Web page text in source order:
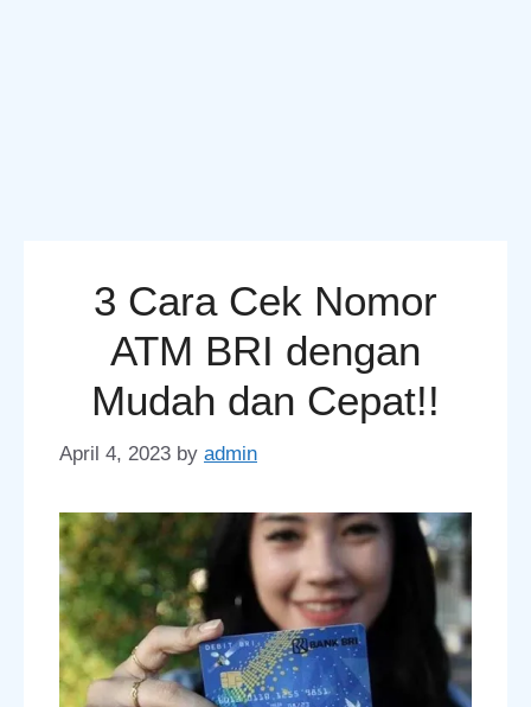
3 Cara Cek Nomor
ATM BRI dengan
Mudah dan Cepat!!
April 4, 2023 by admin